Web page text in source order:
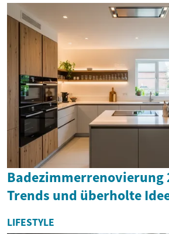
Badezimmerrenovierung
Trends und überholte
LIFESTYLE